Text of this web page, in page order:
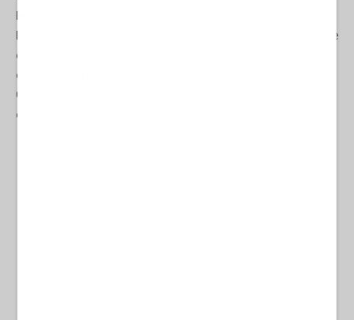
Bengasi, le cui forze armate sono guidate dal generale Haftar, che
controlla tutta la Libia tranne la Tripolitania e sostiene la
candidatura a presidente del figlio di Gheddafi, Saif al Islam.
Candidatura che il concerto Nato, che da Tripoli amministra il
caos libico, ha prontamente fatto annullare.